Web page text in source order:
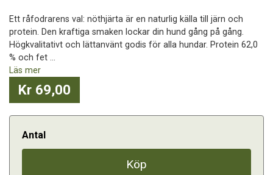
Ett råfodrarens val: nöthjärta är en naturlig källa till järn och
protein. Den kraftiga smaken lockar din hund gång på gång.
Högkvalitativt och lättanvänt godis för alla hundar. Protein 62,0
% och fet ...
Läs mer
Kr 69,00
Antal
Köp